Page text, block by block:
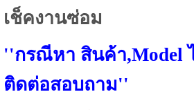
เช็คงานซ่อม
''กรณีหา สินค้า,Model
ติดต่อสอบถาม''